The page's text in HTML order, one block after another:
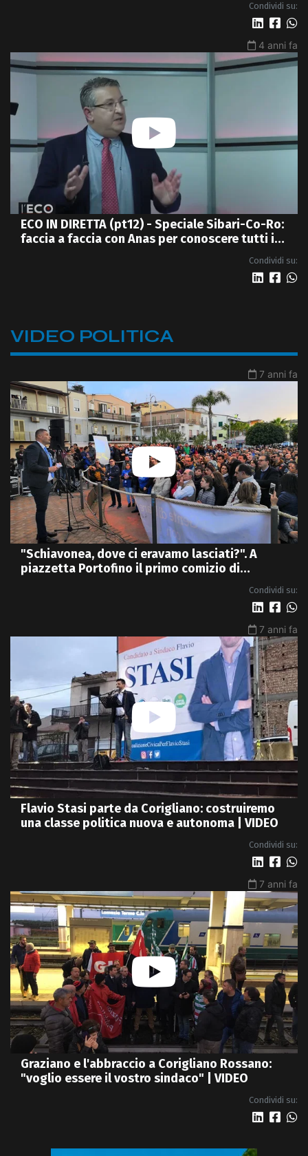
Condividi su:
4 anni fa
ECO IN DIRETTA (pt12) - Speciale Sibari-Co-Ro:
faccia a faccia con Anas per conoscere tutti i
Condividi su:
VIDEO POLITICA
7 anni fa
"Schiavonea, dove ci eravamo lasciati?". A
piazzetta Portofino il primo comizio di
Condividi su:
7 anni fa
Flavio Stasi parte da Corigliano: costruiremo
una classe politica nuova e autonoma | VIDEO
Condividi su:
7 anni fa
Graziano e l'abbraccio a Corigliano Rossano:
"voglio essere il vostro sindaco" | VIDEO
Condividi su: